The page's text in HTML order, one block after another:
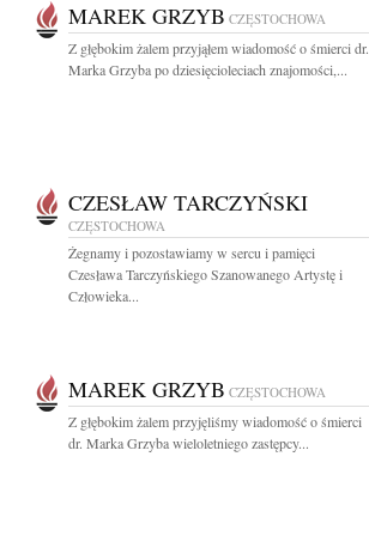
MAREK GRZYB CZĘSTOCHOWA
Z głębokim żalem przyjąłem wiadomość o śmierci dr.
Marka Grzyba po dziesięcioleciach znajomości,...
CZESŁAW TARCZYŃSKI
CZĘSTOCHOWA
Żegnamy i pozostawiamy w sercu i pamięci
Czesława Tarczyńskiego Szanowanego Artystę i
Człowieka...
MAREK GRZYB CZĘSTOCHOWA
Z głębokim żalem przyjęliśmy wiadomość o śmierci
dr. Marka Grzyba wieloletniego zastępcy...